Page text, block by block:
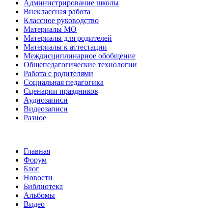
Администрирование школы
Внеклассная работа
Классное руководство
Материалы МО
Материалы для родителей
Материалы к аттестации
Междисциплинарное обобщение
Общепедагогические технологии
Работа с родителями
Социальная педагогика
Сценарии праздников
Аудиозаписи
Видеозаписи
Разное
Главная
Форум
Блог
Новости
Библиотека
Альбомы
Видео